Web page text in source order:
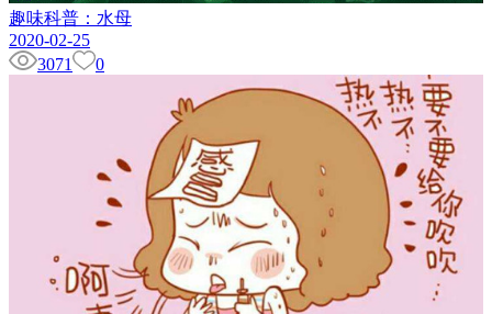
趣味科普：水母
2020-02-25
3071
0